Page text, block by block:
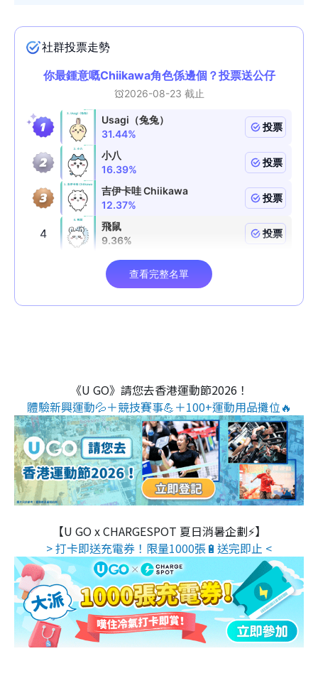
《U GO》請您去香港運動節2026！
體驗新興運動💦＋競技賽事💪＋100+運動用品攤位🔥
【U GO x CHARGESPOT 夏日消暑企劃⚡】
> 打卡即送充電券！限量1000張🔋送完即止 <